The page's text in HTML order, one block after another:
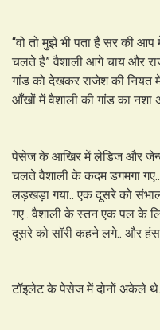
“वो तो मुझे भी पता है सर की
चलते है” वैशाली आगे चाय और
गांड को देखकर राजेश की नियत
आँखों में वैशाली की गांड का
पेसेज के आखिर में लेडिज और
चलते वैशाली के कदम डगमगा
लड़खड़ा गया.. एक दूसरे को
गए.. वैशाली के स्तन एक पल के
दूसरे को सॉरी कहने लगे.. और
टॉइलेट के पेसेज में दोनों अकेले थे..